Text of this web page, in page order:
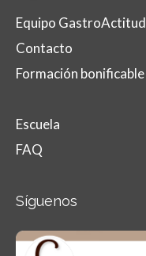
Equipo GastroActitud
Contacto
Formación bonificable
Escuela
FAQ
Síguenos